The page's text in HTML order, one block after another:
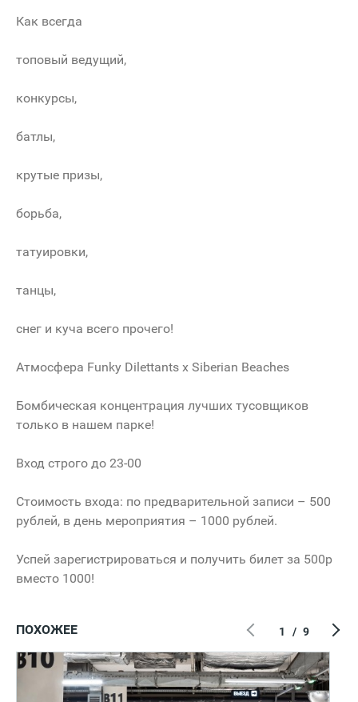
Как всегда
топовый ведущий,
конкурсы,
батлы,
крутые призы,
борьба,
татуировки,
танцы,
снег и куча всего прочего!
Атмосфера Funky Dilettants х Siberian Beaches
Бомбическая концентрация лучших тусовщиков
только в нашем парке!
Вход строго до 23-00
Стоимость входа: по предварительной записи – 500
рублей, в день мероприятия – 1000 рублей.
Успей зарегистрироваться и получить билет за 500р
вместо 1000!
ПОХОЖЕЕ 1 / 9